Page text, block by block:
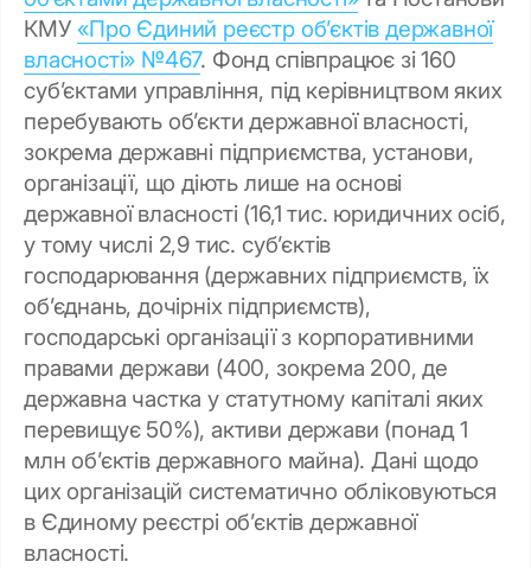
КМУ «Про Єдиний реєстр об’єктів державної
власності» №467. Фонд співпрацює зі 160
суб’єктами управління, під керівництвом яких
перебувають об’єкти державної власності,
зокрема державні підприємства, установи,
організації, що діють лише на основі
державної власності (16,1 тис. юридичних осіб,
у тому числі 2,9 тис. суб’єктів
господарювання (державних підприємств, їх
об’єднань, дочірніх підприємств),
господарські організації з корпоративними
правами держави (400, зокрема 200, де
державна частка у статутному капіталі яких
перевищує 50%), активи держави (понад 1
млн об’єктів державного майна). Дані щодо
цих організацій систематично обліковуються
в Єдиному реєстрі об’єктів державної
власності.